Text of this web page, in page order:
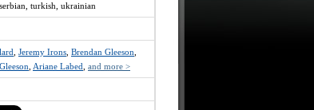
turkish, ukrainian
Jeremy Irons Brendan Gleeson
Ariane Labed and more >